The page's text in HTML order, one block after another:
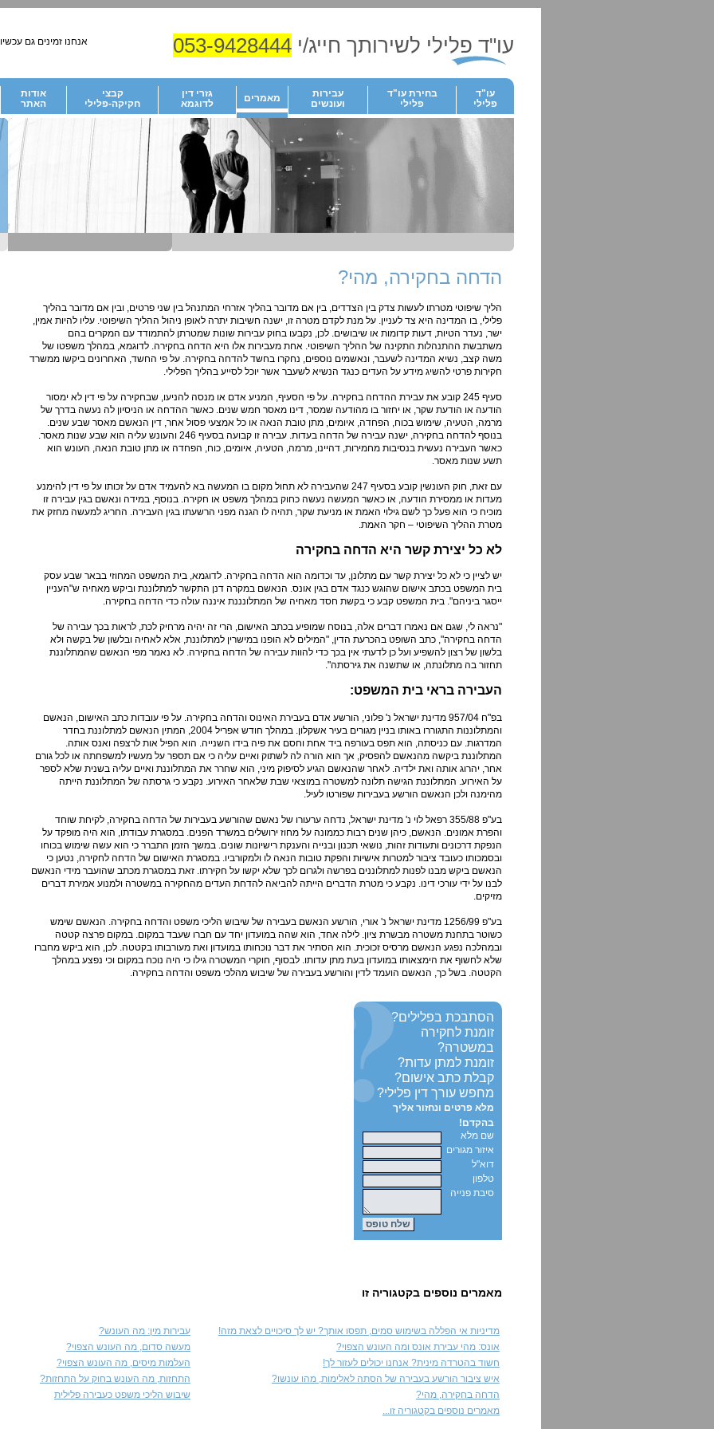
עו"ד פלילי לשירותך חייג/י 053-9428444 אנחנו זמינים גם
עו"ד
פלילי
בחירת עו"ד
פלילי
עבירות
ועונשים
מאמרים
גזרי דין
לדוגמא
קבצי
חקיקה-פלילי
אודות
האתר
הדחה בחקירה, מהי?
הליך שיפוטי מטרתו לעשות צדק בין הצדדים, בין אם מדובר בהליך אזרחי המתנהל בין שני פרטים, ובין אם מדובר בהליך
פלילי, בו המדינה היא צד לעניין. על מנת לקדם מטרה זו, ישנה חשיבות יתרה לאופן ניהול ההליך השיפוטי. עליו להיות אמין,
ישר, נעדר הטיות, דעות קדומות או שיבושים. לכן, נקבעו בחוק עבירות שונות שמטרתן להתמודד עם המקרים בהם
משתבשת ההתנהלות התקינה של ההליך השיפוטי. אחת מעבירות אלו היא הדחה בחקירה. לדוגמא, במהלך משפטו של
משה קצב, נשיא המדינה לשעבר, ונאשמים נוספים, נחקרו בחשד להדחה בחקירה. על פי החשד, האחרונים ביקשו ממשרד
חקירות פרטי להשיג מידע על העדים כנגד הנשיא לשעבר אשר יוכל לסייע בהליך הפלילי.
סעיף 245 קובע את עבירת ההדחה בחקירה. על פי הסעיף, המניע אדם או מנסה להניעו, שבחקירה על פי דין לא ימסור
הודעה או הודעת שקר, או יחזור בו מהודעה שמסר, דינו מאסר חמש שנים. כאשר ההדחה או הניסיון לה נעשה בדרך של
מרמה, הטעיה, שימוש בכוח, הפחדה, איומים, מתן טובת הנאה או כל אמצעי פסול אחר, דין הנאשם מאסר שבע שנים.
בנוסף להדחה בחקירה, ישנה עבירה של הדחה בעדות. עבירה זו קבועה בסעיף 246 והעונש עליה הוא שבע שנות מאסר.
כאשר העבירה נעשית בנסיבות מחמירות, דהיינו, מרמה, הטעיה, איומים, כוח, הפחדה או מתן טובת הנאה, העונש הוא
תשע שנות מאסר.
עם זאת, חוק העונשין קובע בסעיף 247 שהעבירה לא תחול מקום בו המעשה בא להעמיד אדם על זכותו על פי דין להימנע
מעדות או ממסירת הודעה, או כאשר המעשה נעשה כחוק במהלך משפט או חקירה. בנוסף, במידה ונאשם בגין עבירה זו
מוכיח כי הוא פעל כך לשם גילוי האמת או מניעת שקר, תהיה לו הגנה מפני הרשעתו בגין העבירה. החריג למעשה מחזק את
מטרת ההליך השיפוטי – חקר האמת.
לא כל יצירת קשר היא הדחה בחקירה
יש לציין כי לא כל יצירת קשר עם מתלונן, עד וכדומה הוא הדחה בחקירה. לדוגמא, בית המשפט המחוזי בבאר שבע עסק
בית המשפט בכתב אישום שהוגש כנגד אדם בגין אונס. הנאשם במקרה דנן התקשר למתלוננת וביקש מאחיה ש"העניין
ייסגר ביניהם". בית המשפט קבע כי בקשת חסד מאחיה של המתלונננת איננה עולה כדי הדחה בחקירה.
"נראה לי, שגם אם נאמרו דברים אלה, בנוסח שמופיע בכתב האישום, הרי זה יהיה מרחיק לכת, לראות בכך עבירה של
הדחה בחקירה", כתב השופט בהכרעת הדין, "המילים לא הופנו במישרין למתלוננת, אלא לאחיה ובלשון של בקשה ולא
בלשון של רצון להשפיע ועל כן לדעתי אין בכך כדי להוות עבירה של הדחה בחקירה. לא נאמר מפי הנאשם שהמתלוננת
תחזור בה מתלונתה, או שתשנה את גירסתה".
העבירה בראי בית המשפט:
בפ"ח 957/04 מדינת ישראל נ' פלוני, הורשע אדם בעבירת האינוס והדחה בחקירה. על פי עובדות כתב האישום, הנאשם
והמתלוננות התגוררו באותו בניין מגורים בעיר אשקלון. במהלך חודש אפריל 2004, המתין הנאשם למתלוננת בחדר
המדרגות. עם כניסתה, הוא תפס בעורפה ביד אחת וחסם את פיה בידו השנייה. הוא הפיל אות לרצפה ואנס אותה.
המתלוננת ביקשה מהנאשם להפסיק, אך הוא הורה לה לשתוק ואיים עליה כי אם תספר על מעשיו למשפחתה או לכל גורם
אחר, יהרוג אותה ואת ילדיה. לאחר שהנאשם הגיע לסיפוק מיני, הוא שחרר את המתלוננת ואיים עליה בשנית שלא לספר
על האירוע. המתלוננת הגישה תלונה למשטרה במוצאי שבת שלאחר האירוע. נקבע כי גרסתה של המתלוננת הייתה
מהימנה ולכן הנאשם הורשע בעבירות שפורטו לעיל.
בע"פ 355/88 רפאל לוי נ' מדינת ישראל, נדחה ערעורו של נאשם שהורשע בעבירות של הדחה בחקירה, לקיחת שוחד
והפרת אמונים. הנאשם, כיהן שנים רבות כממונה על מחוז ירושלים במשרד הפנים. במסגרת עבודתו, הוא היה מופקד על
הנפקת דרכונים ותעודות זהות, נושאי תכנון ובנייה והענקת רישיונות שונים. במשך הזמן התברר כי הוא עשה שימוש בכוחו
ובסמכותו כעובד ציבור למטרות אישיות והפקת טובות הנאה לו ולמקורביו. במסגרת האישום של הדחה לחקירה, נטען כי
הנאשם ביקש מבנו לפנות למתלוננים בפרשה ולגרום לכך שלא יקשו על חקירתו. זאת במסגרת מכתב שהועבר מידי הנאשם
לבנו על ידי עורכי דינו. נקבע כי מטרת הדברים הייתה להביאה להדחת העדים מהחקירה במשטרה ולמנוע אמירת דברים
מזיקים.
בע"פ 1256/99 מדינת ישראל נ' אורי, הורשע הנאשם בעבירה של שיבוש הליכי משפט והדחה בחקירה. הנאשם שימש
כשוטר בתחנת משטרה מבשרת ציון. לילה אחד, הוא שהה במועדון יחד עם חברו שעבד במקום. במקום פרצה קטטה
ובמהלכה נפגע הנאשם מרסיס זכוכית. הוא הסתיר את דבר נוכחותו במועדון ואת מעורבותו בקטטה. לכן, הוא ביקש מחברו
שלא לחשוף את הימצאותו במועדון בעת מתן עדותו. לבסוף, חוקרי המשטרה גילו כי היה נוכח במקום וכי נפצע במהלך
הקטטה. בשל כך, הנאשם הועמד לדין והורשע בעבירה של שיבוש מהלכי משפט והדחה בחקירה.
הסתבכת בפלילים?
זומנת לחקירה
במשטרה?
זומנת למתן עדות?
קבלת כתב אישום?
מחפש עורך דין פלילי?
מלא פרטים ונחזור אליך
בהקדם!
שם מלא
איזור מגורים
דוא"ל
טלפון
סיבת פנייה
מאמרים נוספים בקטגוריה זו
מדיניות אי הפללה בשימוש סמים, תפסו אותך? יש לך סיכויים לצאת מזה!
עבירות מין: מה העונש?
אונס: מהי עבירת אונס ומה העונש הצפוי?
מעשה סדום, מה העונש הצפוי?
חשוד בהטרדה מינית? אנחנו יכולים לעזור לך!
העלמות מיסים, מה העונש הצפוי?
איש ציבור הורשע בעבירה של הסתה לאלימות, מהו עונשו?
התחזות, מה העונש בחוק על התחזות?
הדחה בחקירה, מהי?
שיבוש הליכי משפט כעבירה פלילית
מאמרים נוספים בקטגוריה זו...